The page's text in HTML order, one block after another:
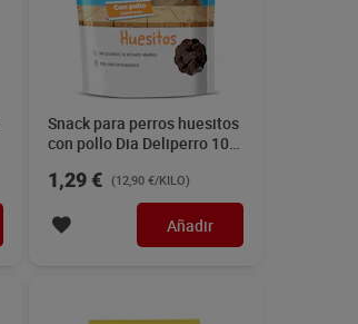
Snack para perros huesitos
con pollo Dia Deliperro 100
1,29 € (12,90 €/KILO)
Añadir